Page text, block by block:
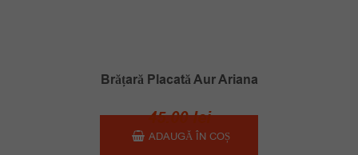
Brățară Placată Aur Ariana
45.00lei
ADAUGĂ ÎN COȘ